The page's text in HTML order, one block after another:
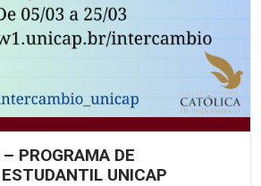
PROGRAMA DE
UNICAP